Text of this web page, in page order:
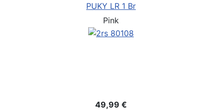
PUKY LR 1 Br
Pink
49,99 €